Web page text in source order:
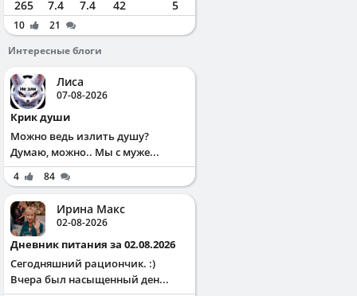
265 7.4 7.4 42 5
10
21
Интересные блоги
Лиса
07-08-2026
Крик души
Можно ведь излить душу?
Думаю, можно.. Мы с муже...
4 84
Ирина Макс
02-08-2026
Дневник питания за 02.08.2026
Сегодняшний рациончик. :)
Вчера был насыщенный ден...